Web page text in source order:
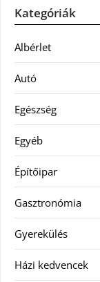
Kategóriák
Albérlet
Autó
Egészség
Egyéb
Építőipar
Gasztronómia
Gyerekülés
Házi kedvencek